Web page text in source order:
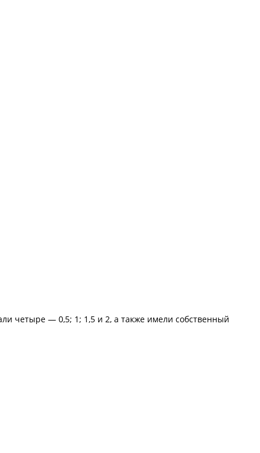
четыре — 0,5; 1; 1,5 и 2, а также имели собственный